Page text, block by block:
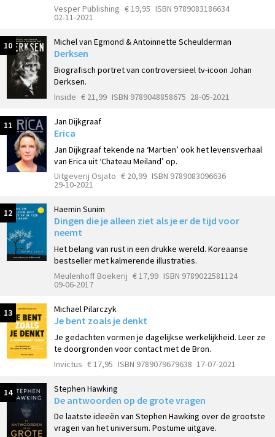
Vesper Publishing € 19,95 ISBN 9789083186634
02-11-2021
10 Michel van Egmond & Antoinnette Scheulderman
Derksen
Biografisch portret van controversieel tv-icoon Johan
Derksen.
Inside € 21,99 ISBN 9789048858675 28-05-2021
11 Jan Dijkgraaf
Erica
Jan Dijkgraaf tekende na ‘Martien’ ook het levensverhaal
van Erica uit ‘Chateau Meiland’ op.
Uitgeverij Osjato € 20,99 ISBN 9789083096636
29-10-2021
12 Haemin Sunim
Dingen die je alleen ziet als je er de tijd voor
neemt
Het belang van rust in een drukke wereld. Koreaanse
bestseller met kalmerende illustraties.
Meulenhoff Boekerij € 17,99 ISBN 9789022581124
09-06-2017
13 Michael Pilarczyk
Je bent zoals je denkt
Je gedachten vormen je dagelijkse werkelijkheid. Leer ze
te doorgronden voor contact met de Bron.
Invictus € 17,95 ISBN 9789079679638 17-07-2021
14 Stephen Hawking
De antwoorden op de grote vragen
De laatste ideeën van Stephen Hawking over de grootste
vragen van het universum. Postume uitgave.